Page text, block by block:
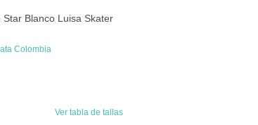
Blanco Luisa Skater
Colombia
Ver tabla de tallas